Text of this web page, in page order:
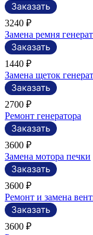
3240 ₽
Замена ремня
1440 ₽
Замена щеток
2700 ₽
Ремонт генератора
3600 ₽
Замена мотора печки
3600 ₽
Ремонт и замена
3600 ₽